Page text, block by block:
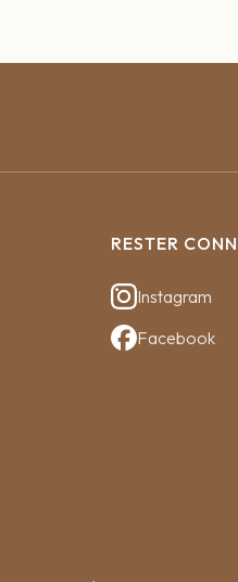
RESTER
Instagram
Facebook